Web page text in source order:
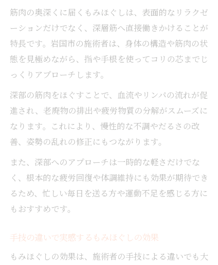
筋肉の奥深くに届くもみほぐしは、表面的なリラクゼ
ーションだけでなく、深層筋へ直接働きかけることが
特長です。岩国市の施術者は、身体の構造や筋肉の状
態を見極めながら、指や手根を使ってコリの芯までじ
っくりアプローチします。
深部の筋肉をほぐすことで、血流やリンパの流れが促
進され、老廃物の排出や疲労物質の分解がスムーズに
なります。これにより、慢性的な不調やだるさの改
善、姿勢の乱れの修正にもつながります。
また、深部へのアプローチは一時的な軽さだけでな
く、根本的な疲労回復や体調維持にも効果が期待でき
るため、忙しい毎日を送る方や運動不足を感じる方に
もおすすめです。
手技の違いで実感するもみほぐしの効果
もみほぐしの効果は、施術者の手技による違いでも大